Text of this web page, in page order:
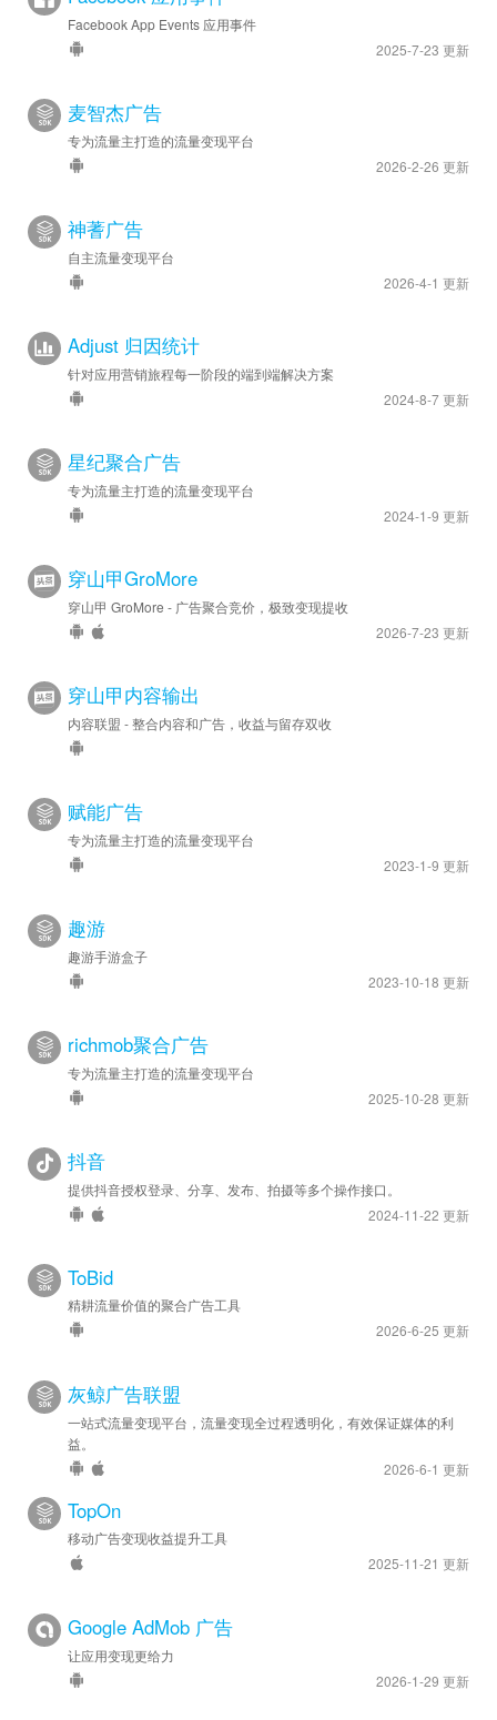
Facebook App Events 应用事件
2025-7-23 更新
麦智杰广告
专为流量主打造的流量变现平台
2026-2-26 更新
神蓍广告
自主流量变现平台
2026-4-1 更新
Adjust 归因统计
针对应用营销旅程每一阶段的端到端解决方案
2024-8-7 更新
星纪聚合广告
专为流量主打造的流量变现平台
2024-1-9 更新
穿山甲GroMore
穿山甲 GroMore - 广告聚合竞价，极致变现提收
2026-7-23 更新
穿山甲内容输出
内容联盟 - 整合内容和广告，收益与留存双收
赋能广告
专为流量主打造的流量变现平台
2023-1-9 更新
趣游
趣游手游盒子
2023-10-18 更新
richmob聚合广告
专为流量主打造的流量变现平台
2025-10-28 更新
抖音
提供抖音授权登录、分享、发布、拍摄等多个操作接口。
2024-11-22 更新
ToBid
精耕流量价值的聚合广告工具
2026-6-25 更新
灰鲸广告联盟
一站式流量变现平台，流量变现全过程透明化，有效保证媒体的利
益。
2026-6-1 更新
TopOn
移动广告变现收益提升工具
2025-11-21 更新
Google AdMob 广告
让应用变现更给力
2026-1-29 更新